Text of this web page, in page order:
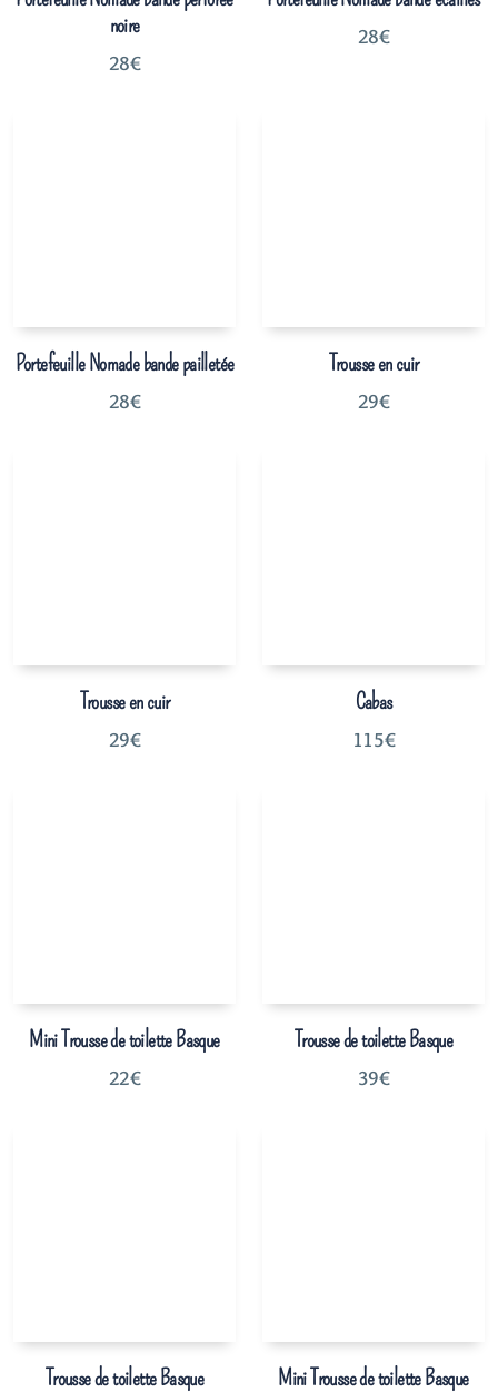
noire
28€
28€
Portefeuille Nomade bande pailletée
28€
Trousse en cuir
29€
Trousse en cuir
29€
Cabas
115€
Mini Trousse de toilette Basque
22€
Trousse de toilette Basque
39€
Trousse de toilette Basque Mini Trousse de toilette Basque